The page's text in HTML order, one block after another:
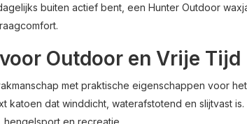
buiten actief bent, een Hunter Outdoor
Outdoor en Vrije Tijd
met praktische eigenschappen voor
katoen dat winddicht, waterafstotend en slijtvast
en recreatie.